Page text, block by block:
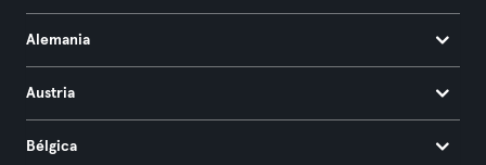
Alemania
Austria
Bélgica